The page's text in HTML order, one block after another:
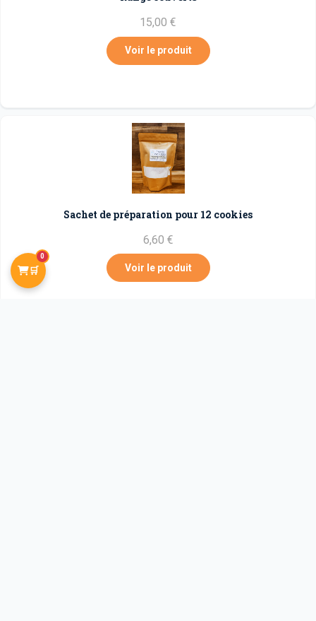
0
🛒
15,00 €
Voir le produit
Sachet de préparation pour 12 cookies
6,60 €
Voir le produit